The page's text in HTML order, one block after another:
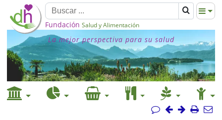
Fundación Salud y Alimentación
La mejor perspectiva para su salud